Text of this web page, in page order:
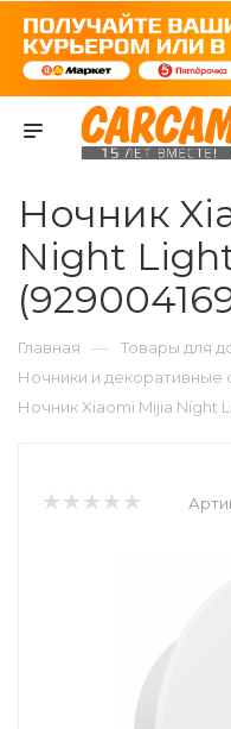
Ночник
Night
Главная — Товары для
Ночники и декоративные
Ночник Xiaomi Mijia Night